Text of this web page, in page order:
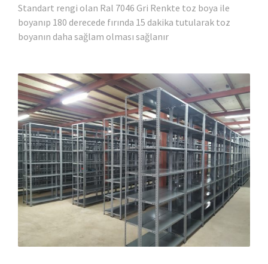
Standart rengi olan Ral 7046 Gri Renkte toz boya ile
boyanıp 180 derecede fırında 15 dakika tutularak toz
boyanın daha sağlam olması sağlanır